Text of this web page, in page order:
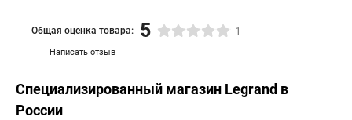
Написать отзыв
Общая оценка товара: 5 1
Специализированный магазин Legrand в
России